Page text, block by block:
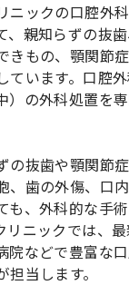
ニックの口腔外
、親知らずの抜
きもの、顎関節
ています。口腔
）の外科処置を
の抜歯や顎関節
、歯の外傷、口
も、外科的な手
リニックでは、
院などで豊富な
当します。